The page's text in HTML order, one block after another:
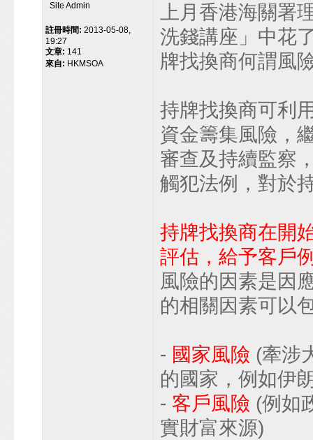
Site Admin
註冊時間: 2013-05-08,
19:27
文章: 141
來自: HKMSOA
上月香港海關署
洗錢講座」中花
牌找換商何謂風
持牌找換商可利
資金籌集風險，
審查及持續監察
觸犯法例，對於
持牌找換商在開
評估，給予客戶
風險的因素是因
的相關因素可以
- 國家風險 (牽涉
的國家，例如伊
- 客戶風險 (例如
實財富來源)